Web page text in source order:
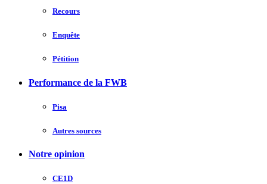
Recours
Enquête
Pétition
Performance de la FWB
Pisa
Autres sources
Notre opinion
CE1D